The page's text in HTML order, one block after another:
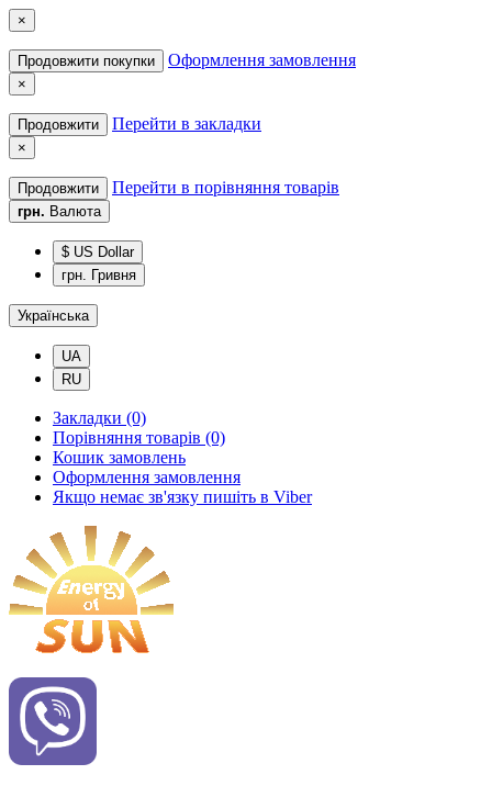
×
Продовжити покупки Оформлення замовлення
×
Продовжити Перейти в закладки
×
Продовжити Перейти в порівняння товарів
грн. Валюта
$ US Dollar
грн. Гривня
Українська
UA
RU
Закладки (0)
Порівняння товарів (0)
Кошик замовлень
Оформлення замовлення
Якщо немає зв'язку пишіть в Viber